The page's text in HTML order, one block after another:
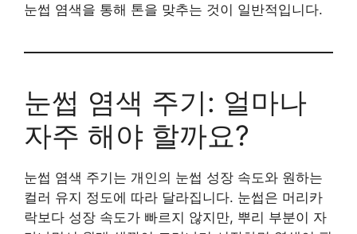
눈썹 염색을 통해 톤을 맞추는 것이 일반적입니다.
눈썹 염색 주기: 얼마나
자주 해야 할까요?
눈썹 염색 주기는 개인의 눈썹 성장 속도와 원하는
컬러 유지 정도에 따라 달라집니다. 눈썹은 머리카
락보다 성장 속도가 빠르지 않지만, 뿌리 부분이 자